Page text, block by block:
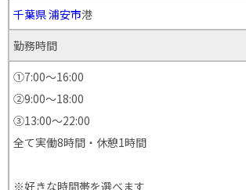
千葉県浦安市港
勤務時間
①7:00〜16:00
②9:00～18:00
③13:00〜22:00
全て実働8時間・休憩1時間
※好きな時間帯を選べます